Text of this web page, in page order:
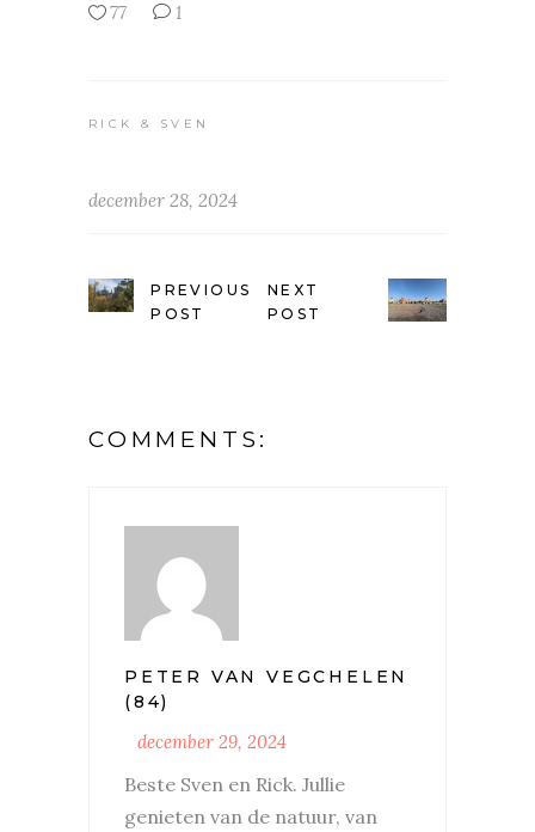
77 1
RICK & SVEN
december 28, 2024
PREVIOUS
POST
NEXT
POST
COMMENTS:
PETER VAN VEGCHELEN
(84)
december 29, 2024
Beste Sven en Rick. Jullie
genieten van de natuur, van